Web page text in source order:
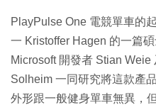
PlayPulse One 電競單車的
一 Kristoffer Hagen 的一篇
Microsoft 開發者 Stian
Solheim 一同研究將這款產
外形跟一般健身單車無異，